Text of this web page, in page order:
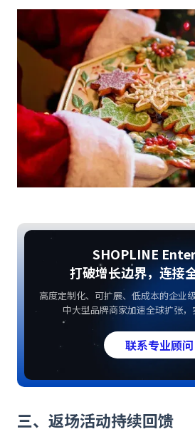
SHOPLINE
打破增长边界，连接
高度定制化、可扩展、低成本的企业
中大型品牌商家加速全球扩张
联系专业顾问
三、返场活动持续回馈